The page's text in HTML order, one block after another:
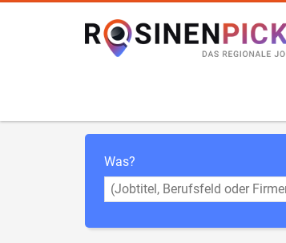
Was?